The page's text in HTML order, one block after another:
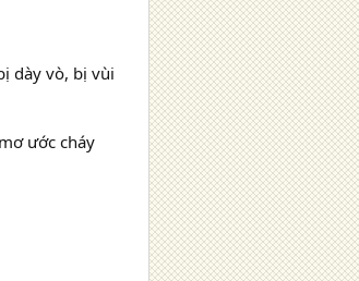
dày vò, bị vùi
ước cháy